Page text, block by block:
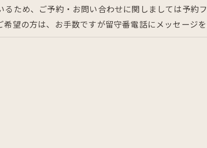
るため、ご予約・お問い合わせに関しましては予約
望の方は、お手数ですが留守番電話にメッセージを